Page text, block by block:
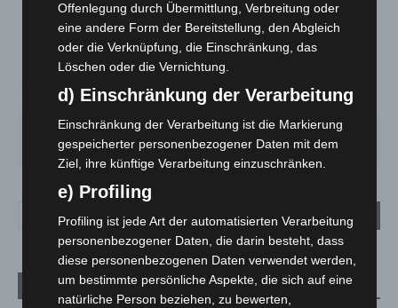
19.3°C 19.6°
17.7°
65% 3.5m/s 56%
FR.
21°
SA.
26 °
SO.
32°
MO.
31°
DI.
23
Aktuelle Beiträge
Offenlegung durch Übermittlung, Verbreitung oder
eine andere Form der Bereitstellung, den Abgleich
oder die Verknüpfung, die Einschränkung, das
Löschen oder die Vernichtung.
d) Einschränkung der Verarbeitung
Einschränkung der Verarbeitung ist die Markierung
gespeicherter personenbezogener Daten mit dem
Ziel, ihre künftige Verarbeitung einzuschränken.
e) Profiling
Profiling ist jede Art der automatisierten Verarbeitung
personenbezogener Daten, die darin besteht, dass
diese personenbezogenen Daten verwendet werden,
um bestimmte persönliche Aspekte, die sich auf eine
natürliche Person beziehen, zu bewerten,